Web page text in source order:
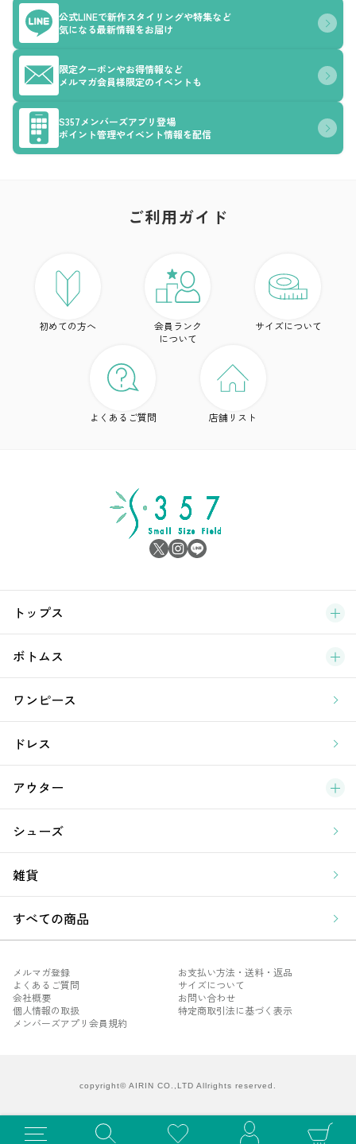
ブ
新
ラ
ア
公式LINEで新作スタイリングや特集など
気になる最新情報をお届け
限定クーポンやお得情報など
メルマガ会員様限定のイベントも
S357メンバーズアプリ登場
ポイント管理やイベント情報を配信
ご利用ガイド
初めての方へ
会員ランク
について
サイズについて
よくあるご質問 店舗リスト
トップス
ボトムス
ワンピース
ドレス
アウター
シューズ
雑貨
すべての商品
メルマガ登録
お支払い方法・送料・返品
よくあるご質問
サイズについて
会社概要
お問い合わせ
個人情報の取扱
特定商取引法に基づく表示
メンバーズアプリ会員規約
copyright© AIRIN CO.,LTD Allrights reserved.